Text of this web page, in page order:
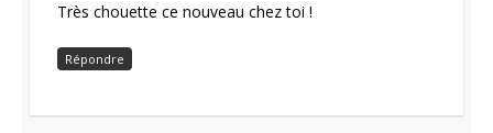
Très chouette ce nouveau chez toi !
Répondre